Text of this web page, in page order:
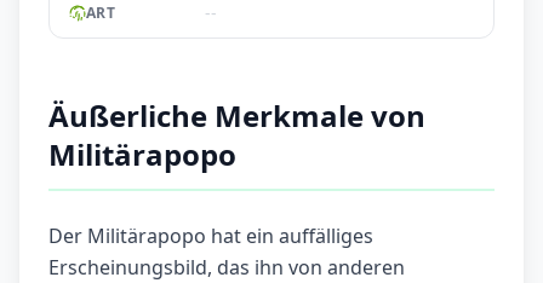
ART --
Äußerliche Merkmale von
Militärapopo
Der Militärapopo hat ein auffälliges
Erscheinungsbild, das ihn von anderen